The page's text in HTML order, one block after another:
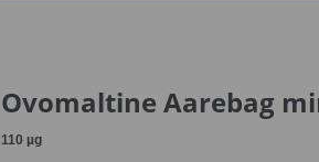
Ovomaltine Aarebag
110 µg